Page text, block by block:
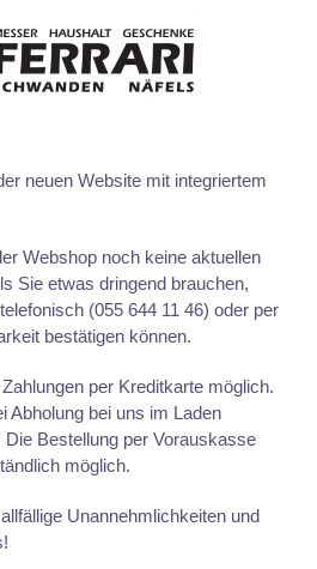
neuen Website mit integriertem
Webshop noch keine aktuellen
Sie etwas dringend brauchen,
(055 644 11 46) oder per
bestätigen können.
per Kreditkarte möglich.
Abholung bei uns im Laden
Bestellung per Vorauskasse
möglich.
Unannehmlichkeiten und